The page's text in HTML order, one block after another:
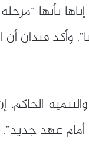
بأنها
فيدان أن
أمام عهد جديد”.